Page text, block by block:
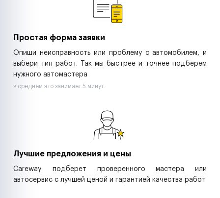
Простая форма заявки
Опиши неисправность или проблему с автомобилем, и
выбери тип работ. Так мы быстрее и точнее подберем
нужного автомастера
в среднем это занимает 5 минут
Лучшие предложения и цены
Careway подберет проверенного мастера или
автосервис с лучшей ценой и гарантией качества работ